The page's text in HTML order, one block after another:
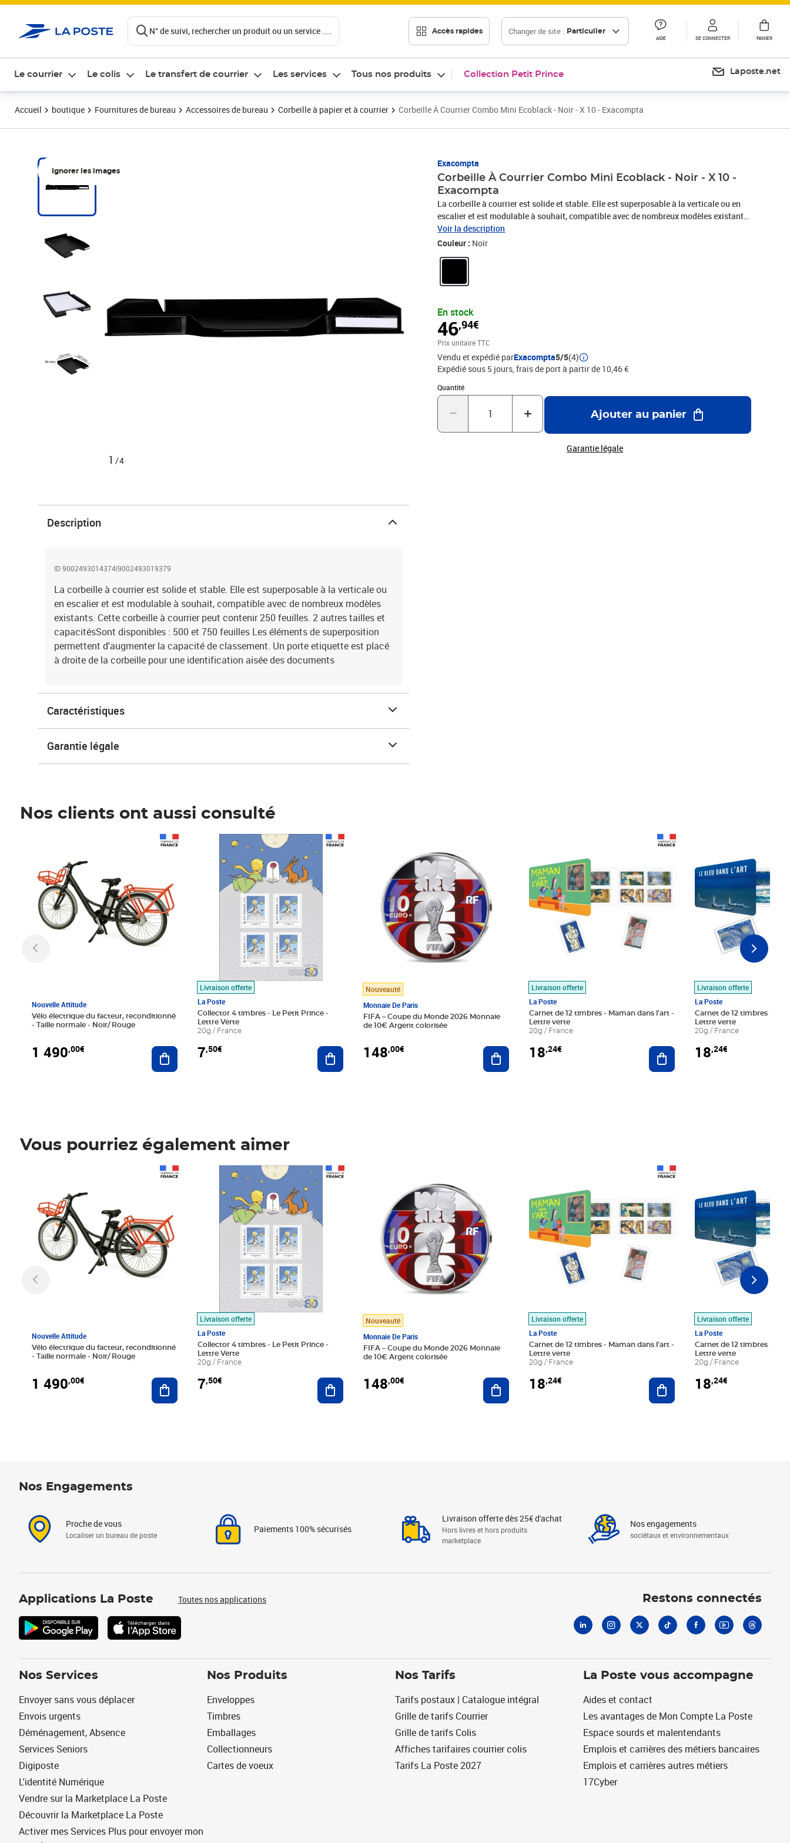
N° de suivi, rechercher un produit ou un service .... Accès rapides Changer de site : Particulier
AIDE SE CONNECTER PANIER
Le courrier Le colis Le transfert de courrier Les services Tous nos produits Collection Petit Prince Laposte.net
Accueil boutique Fournitures de bureau Accessoires de bureau Corbeille à papier et à courrier Corbeille À Courrier Combo Mini Ecoblack - Noir - X 10 - Exacompta
Ignorer les images
1 /4
Exacompta
Corbeille À Courrier Combo Mini Ecoblack - Noir - X 10 -
Exacompta
La corbeille à courrier est solide et stable. Elle est superposable à la verticale ou en
escalier et est modulable à souhait, compatible avec de nombreux modèles existants.
Cette corbeille à courrier peut contenir 250 feuilles. 2 autres tailles et capacitésSont
disponibles : 500 et 750 feuilles Les éléments de superposition permettent
Voir la description
Couleur : Noir
En stock
46,94€
Prix 46,94€
Prix unitaire TTC
Vendu et expédié parExacompta5/5(4)
Expédié sous 5 jours, frais de port à partir de 10,46 €
Quantité
Quantité : 1
Ajouter au panier
Garantie légale
Description
ID 9002493014374|9002493019379
La corbeille à courrier est solide et stable. Elle est superposable à la verticale ou
en escalier et est modulable à souhait, compatible avec de nombreux modèles
existants. Cette corbeille à courrier peut contenir 250 feuilles. 2 autres tailles et
capacitésSont disponibles : 500 et 750 feuilles Les éléments de superposition
permettent d'augmenter la capacité de classement. Un porte etiquette est placé
à droite de la corbeille pour une identification aisée des documents
Caractéristiques
Garantie légale
Nos clients ont aussi consulté
Nouvelle Attitude
Vélo électrique du facteur, reconditionné
- Taille normale - Noir/ Rouge
1 490,00€ Ajouter au panier
Livraison offerte
La Poste
Collector 4 timbres - Le Petit Prince -
Lettre Verte
20g / France
7,50€
Prix 7,50€
Ajouter au panier
Nouveauté
Monnaie De Paris
FIFA – Coupe du Monde 2026 Monnaie
de 10€ Argent colorisée
148,00€ Ajouter au panier
Livraison offerte
La Poste
Carnet de 12 timbres - Maman dans l'art -
Lettre verte
20g / France
18,24€ Ajouter au panier
Livraison offerte
La Poste
Carnet de 12 timbres - Le
Lettre verte
20g / France
18,24€
Vous pourriez également aimer
Nouvelle Attitude
Vélo électrique du facteur, reconditionné
- Taille normale - Noir/ Rouge
1 490,00€ Ajouter au panier
Livraison offerte
La Poste
Collector 4 timbres - Le Petit Prince -
Lettre Verte
20g / France
7,50€
Prix 7,50€
Ajouter au panier
Nouveauté
Monnaie De Paris
FIFA – Coupe du Monde 2026 Monnaie
de 10€ Argent colorisée
148,00€ Ajouter au panier
Livraison offerte
La Poste
Carnet de 12 timbres - Maman dans l'art -
Lettre verte
20g / France
18,24€ Ajouter au panier
Livraison offerte
La Poste
Carnet de 12 timbres - Le
Lettre verte
20g / France
18,24€
Nos Engagements
Proche de vous
Localiser un bureau de poste
Paiements 100% sécurisés
Livraison offerte dès 25€ d'achat
Hors livres et hors produits
marketplace
Nos engagements
sociétaux et environnementaux
Applications La Poste Toutes nos applications Restons connectés
Nos Services
Envoyer sans vous déplacer
Envois urgents
Déménagement, Absence
Services Seniors
Digiposte
L'identité Numérique
Vendre sur la Marketplace La Poste
Découvrir la Marketplace La Poste
Activer mes Services Plus pour envoyer mon
Nos Produits
Enveloppes
Timbres
Emballages
Collectionneurs
Cartes de voeux
Nos Tarifs
Tarifs postaux | Catalogue intégral
Grille de tarifs Courrier
Grille de tarifs Colis
Affiches tarifaires courrier colis
Tarifs La Poste 2027
La Poste vous accompagne
Aides et contact
Les avantages de Mon Compte La Poste
Espace sourds et malentendants
Emplois et carrières des métiers bancaires
Emplois et carrières autres métiers
17Cyber